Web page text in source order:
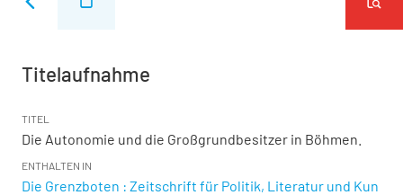
Titelaufnahme
TITEL
Die Autonomie und die Großgrundbesitzer in Böhmen.
ENTHALTEN IN
Die Grenzboten : Zeitschrift für Politik, Literatur und Kun